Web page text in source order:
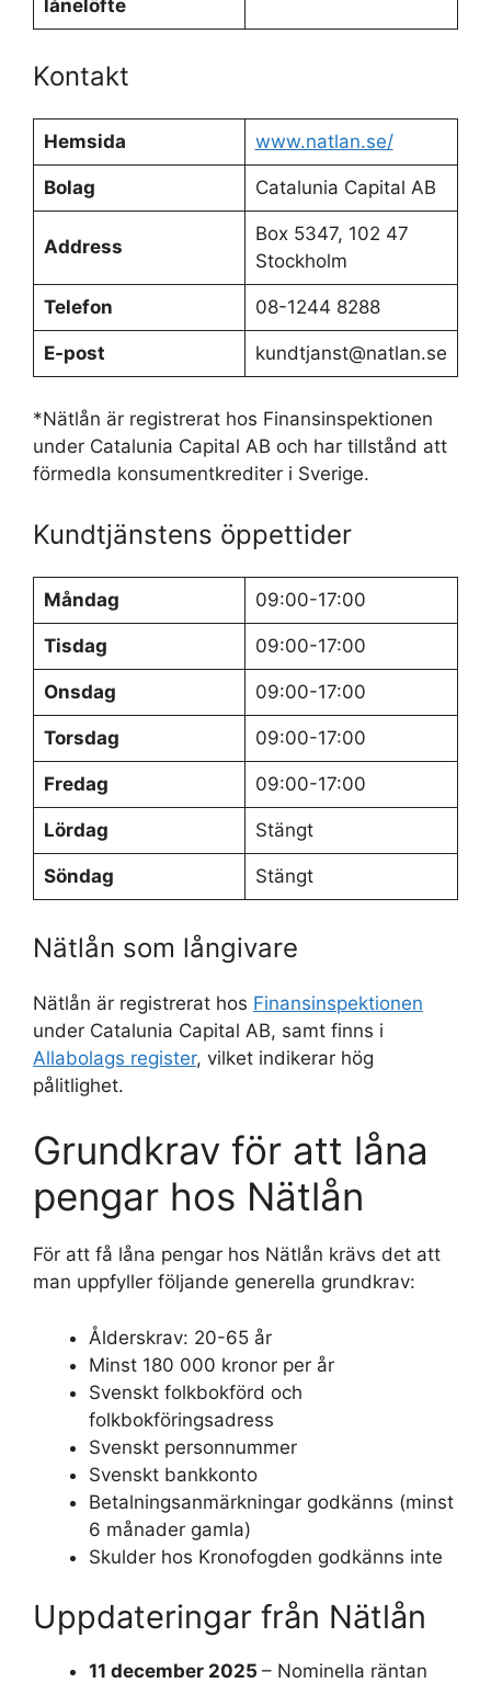
lånelöfte
Kontakt
Hemsida www.natlan.se/
Bolag Catalunia Capital AB
Address
Box 5347, 102 47
Stockholm
Telefon 08-1244 8288
E-post kundtjanst@natlan.se
*Nätlån är registrerat hos Finansinspektionen
under Catalunia Capital AB och har tillstånd att
förmedla konsumentkrediter i Sverige.
Kundtjänstens öppettider
Måndag 09:00-17:00
Tisdag 09:00-17:00
Onsdag 09:00-17:00
Torsdag 09:00-17:00
Fredag 09:00-17:00
Lördag Stängt
Söndag Stängt
Nätlån som långivare
Nätlån är registrerat hos Finansinspektionen
under Catalunia Capital AB, samt finns i
Allabolags register, vilket indikerar hög
pålitlighet.
Grundkrav för att låna
pengar hos Nätlån
För att få låna pengar hos Nätlån krävs det att
man uppfyller följande generella grundkrav:
Ålderskrav: 20-65 år
Minst 180 000 kronor per år
Svenskt folkbokförd och
folkbokföringsadress
Svenskt personnummer
Svenskt bankkonto
Betalningsanmärkningar godkänns (minst
6 månader gamla)
Skulder hos Kronofogden godkänns inte
Uppdateringar från Nätlån
11 december 2025 – Nominella räntan